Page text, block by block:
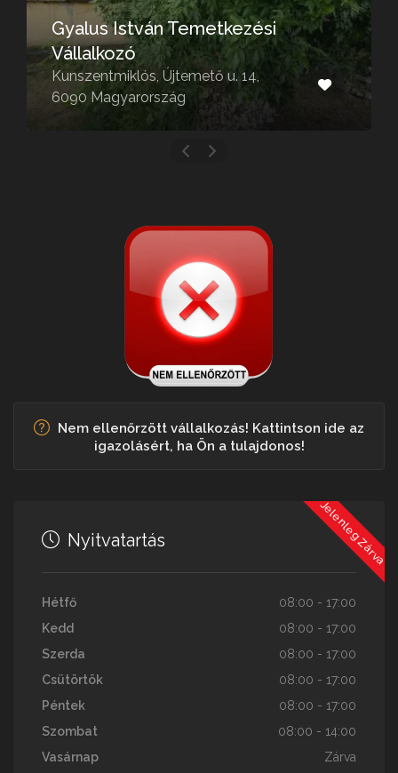
Gyalus István Temetkezési
Vállalkozó
Kunszentmiklós, Újtemető u. 14,
6090 Magyarország
Nem ellenőrzött vállalkozás! Kattintson ide az
igazolásért, ha Ön a tulajdonos!
Jelenleg Zárva
Nyitvatartás
Hétfő
08:00 - 17:00
Kedd
08:00 - 17:00
Szerda
08:00 - 17:00
Csütörtök
08:00 - 17:00
Péntek
08:00 - 17:00
Szombat
08:00 - 14:00
Vasárnap
Zárva